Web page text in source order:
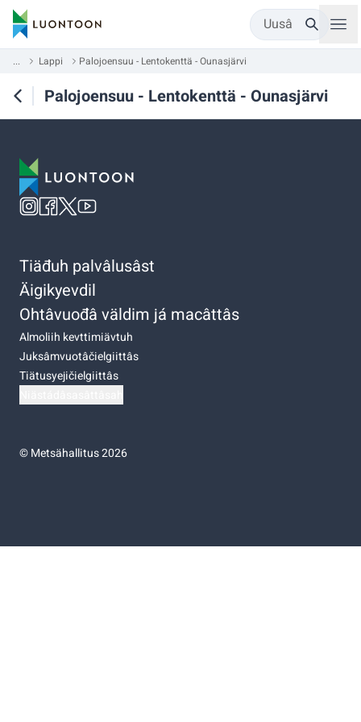
Uusâ
... Lappi Palojoensuu - Lentokenttä - Ounasjärvi
Palojoensuu - Lentokenttä - Ounasjärvi
Tiäđuh palvâlusâst
Äigikyevdil
Ohtâvuođâ väldim já macâttâs
Almoliih kevttimiävtuh
Juksâmvuotâčielgiittâs
Tiätusyejičielgiittâs
©Metsähallitus 2026